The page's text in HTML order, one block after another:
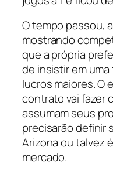
O tempo passou,
mostrando
que a própria
de insistir em
lucros maiores. O
contrato vai fazer
assumam seus
precisarão definir
Arizona ou talvez
mercado.